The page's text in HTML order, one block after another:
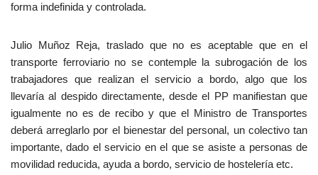
forma indefinida y controlada.
Julio Muñoz Reja, traslado que no es aceptable que en el
transporte ferroviario no se contemple la subrogación de los
trabajadores que realizan el servicio a bordo, algo que los
llevaría al despido directamente, desde el PP manifiestan que
igualmente no es de recibo y que el Ministro de Transportes
deberá arreglarlo por el bienestar del personal, un colectivo tan
importante, dado el servicio en el que se asiste a personas de
movilidad reducida, ayuda a bordo, servicio de hostelería etc.